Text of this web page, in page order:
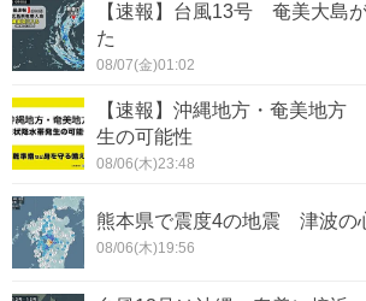
【速報】台風13号 奄美大島
た
08/07(金)01:02
【速報】沖縄地方・奄美地方
生の可能性
08/06(木)23:48
熊本県で震度4の地震 津波の
08/06(木)19:56